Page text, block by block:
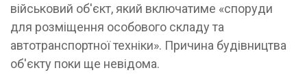
військовий об'єкт, який включатиме «споруди
для розміщення особового складу та
автотранспортної техніки». Причина будівництва
об'єкту поки ще невідома.